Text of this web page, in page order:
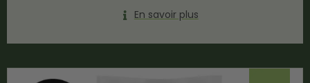
En savoir plus